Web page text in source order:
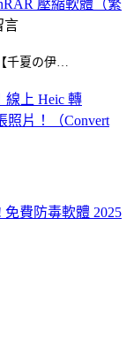
壓縮軟體（繁
言
千夏の伊…
線上 Heic 轉
照片！（Convert
免費防毒軟體 2025